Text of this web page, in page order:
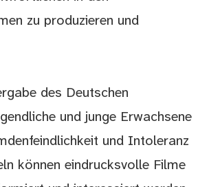
zu produzieren und
des Deutschen
und junge Erwachsene
und Intoleranz
können eindrucksvolle Filme